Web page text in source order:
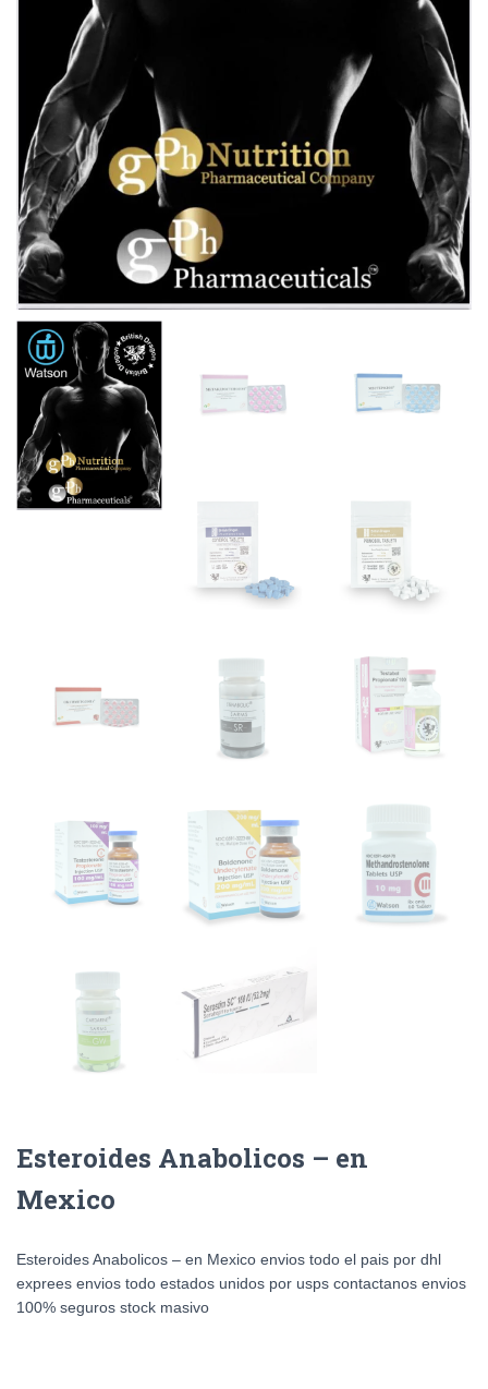
Esteroides Anabolicos – en
Mexico
Esteroides Anabolicos – en Mexico envios todo el pais por dhl
exprees envios todo estados unidos por usps contactanos envios
100% seguros stock masivo